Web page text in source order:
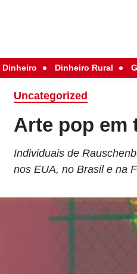
Dinheiro Dinheiro Rural
Uncategorized
Arte pop em
Individuais de
nos EUA, no Brasil e na